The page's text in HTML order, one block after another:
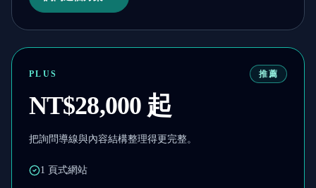
PLUS 推薦
NT$28,000 起
把詢問導線與內容結構整理得更完整。
1 頁式網站